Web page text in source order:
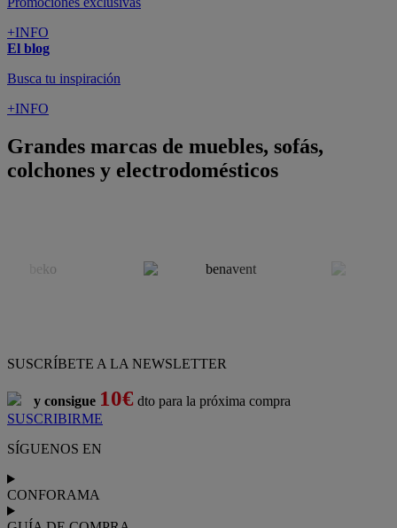
+INFO
El blog
Busca tu inspiración
+INFO
Grandes marcas de muebles, sofás,
colchones y electrodomésticos
SUSCRÍBETE A LA NEWSLETTER
y consigue 10€ dto para la próxima compra
SUSCRIBIRME
SÍGUENOS EN
CONFORAMA